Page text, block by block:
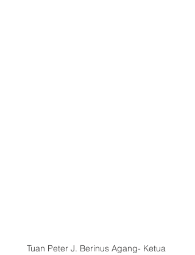
Tuan Peter J. Berinus Agang- Ketua